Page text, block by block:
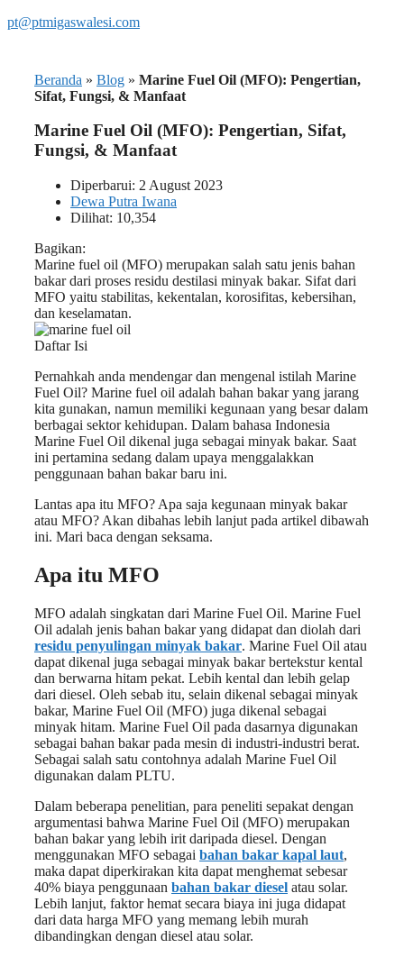
pt@ptmigaswalesi.com
Beranda » Blog » Marine Fuel Oil (MFO): Pengertian,
Sifat, Fungsi, & Manfaat
Marine Fuel Oil (MFO): Pengertian, Sifat,
Fungsi, & Manfaat
Diperbarui: 2 August 2023
Dewa Putra Iwana
Dilihat: 10,354
Bagikan:
Marine fuel oil (MFO) merupakan salah satu jenis bahan
bakar dari proses residu destilasi minyak bakar. Sifat dari
MFO yaitu stabilitas, kekentalan, korosifitas, kebersihan,
dan keselamatan.
Daftar Isi
Pernahkah anda mendengar dan mengenal istilah Marine
Fuel Oil? Marine fuel oil adalah bahan bakar yang jarang
kita gunakan, namun memiliki kegunaan yang besar dalam
berbagai sektor kehidupan. Dalam bahasa Indonesia
Marine Fuel Oil dikenal juga sebagai minyak bakar. Saat
ini pertamina sedang dalam upaya menggalakkan
penggunaan bahan bakar baru ini.
Lantas apa itu MFO? Apa saja kegunaan minyak bakar
atau MFO? Akan dibahas lebih lanjut pada artikel dibawah
ini. Mari baca dengan seksama.
Apa itu MFO
MFO adalah singkatan dari Marine Fuel Oil. Marine Fuel
Oil adalah jenis bahan bakar yang didapat dan diolah dari
residu penyulingan minyak bakar. Marine Fuel Oil atau
dapat dikenal juga sebagai minyak bakar bertekstur kental
dan berwarna hitam pekat. Lebih kental dan lebih gelap
dari diesel. Oleh sebab itu, selain dikenal sebagai minyak
bakar, Marine Fuel Oil (MFO) juga dikenal sebagai
minyak hitam. Marine Fuel Oil pada dasarnya digunakan
sebagai bahan bakar pada mesin di industri-industri berat.
Sebagai salah satu contohnya adalah Marine Fuel Oil
digunakan dalam PLTU.
Dalam beberapa penelitian, para peneliti sepakat dengan
argumentasi bahwa Marine Fuel Oil (MFO) merupakan
bahan bakar yang lebih irit daripada diesel. Dengan
menggunakan MFO sebagai bahan bakar kapal laut,
maka dapat diperkirakan kita dapat menghemat sebesar
40% biaya penggunaan bahan bakar diesel atau solar.
Lebih lanjut, faktor hemat secara biaya ini juga didapat
dari data harga MFO yang memang lebih murah
dibandingkan dengan diesel atau solar.